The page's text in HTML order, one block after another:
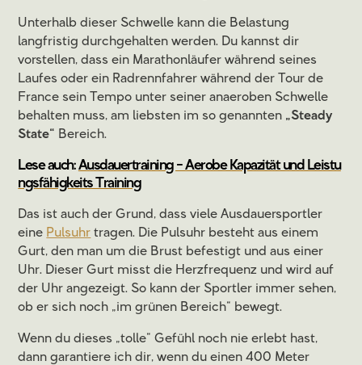
Unterhalb dieser Schwelle kann die Belastung
langfristig durchgehalten werden. Du kannst dir
vorstellen, dass ein Marathonläufer während seines
Laufes oder ein Radrennfahrer während der Tour de
France sein Tempo unter seiner anaeroben Schwelle
behalten muss, am liebsten im so genannten „Steady
State“ Bereich.
Lese auch:Ausdauertraining - Aerobe Kapazität und Leistu
ngsfähigkeits Training
Das ist auch der Grund, dass viele Ausdauersportler
eine Pulsuhr tragen. Die Pulsuhr besteht aus einem
Gurt, den man um die Brust befestigt und aus einer
Uhr. Dieser Gurt misst die Herzfrequenz und wird auf
der Uhr angezeigt. So kann der Sportler immer sehen,
ob er sich noch „im grünen Bereich“ bewegt.
Wenn du dieses „tolle“ Gefühl noch nie erlebt hast,
dann garantiere ich dir, wenn du einen 400 Meter